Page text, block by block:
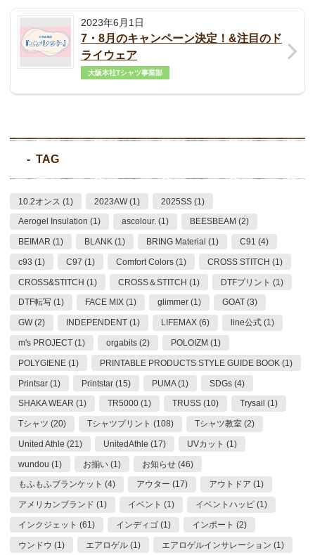
2023年6月1日
7・8月のキャンペーン決定！&注目のド
ライウェア
大阪本社Tシャツ事業部
TAG
10.2オンス (1) 2023AW (1) 2025SS (1)
Aerogel Insulation (1) ascolour. (1) BEESBEAM (2)
BEIMAR (1) BLANK (1) BRING Material (1) C91 (4)
c93 (1) C97 (1) Comfort Colors (1) CROSS STITCH (1)
CROSS&STITCH (1) CROSS＆STITCH (1) DTFプリント (1)
DTF転写 (1) FACE MIX (1) glimmer (1) GOAT (3)
GW (2) INDEPENDENT (1) LIFEMAX (6) line公式 (1)
m's PROJECT (1) orgabits (2) POLOIZM (1)
POLYGIENE (1) PRINTABLE PRODUCTS STYLE GUIDE BOOK (1)
Printsar (1) Printstar (15) PUMA (1) SDGs (4)
SHAKA WEAR (1) TR5000 (1) TRUSS (10) Trysail (1)
Tシャツ (20) Tシャツプリント (108) Tシャツ教室 (2)
United Athle (21) UnitedAthle (17) UVカット (1)
wundou (1) お揃い (1) お知らせ (46)
もふもふブランケット (4) アウター (17) アウトドア (1)
アメリカンブランド (1) イベント (1) イベントハッピ (1)
インクジェット (61) インディゴ (1) インポート (2)
ウンドウ (1) エアロゲル (1) エアロゲルインサレーション (1)